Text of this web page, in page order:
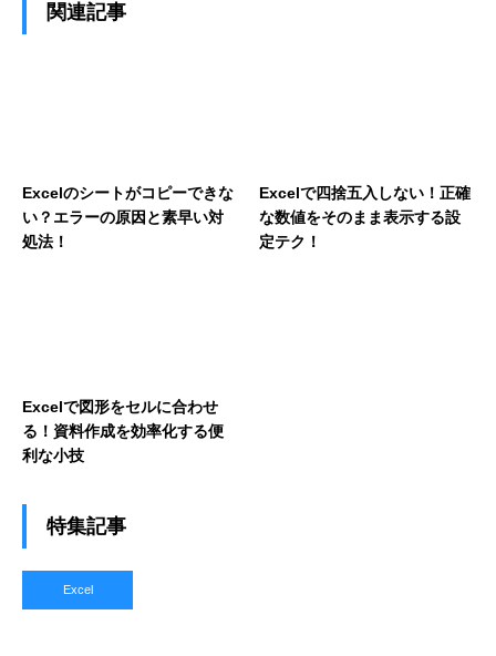
関連記事
Excelのシートがコピーできな
い？エラーの原因と素早い対
処法！
Excelで四捨五入しない！正確
な数値をそのまま表示する設
定テク！
Excelで図形をセルに合わせ
る！資料作成を効率化する便
利な小技
特集記事
Excel